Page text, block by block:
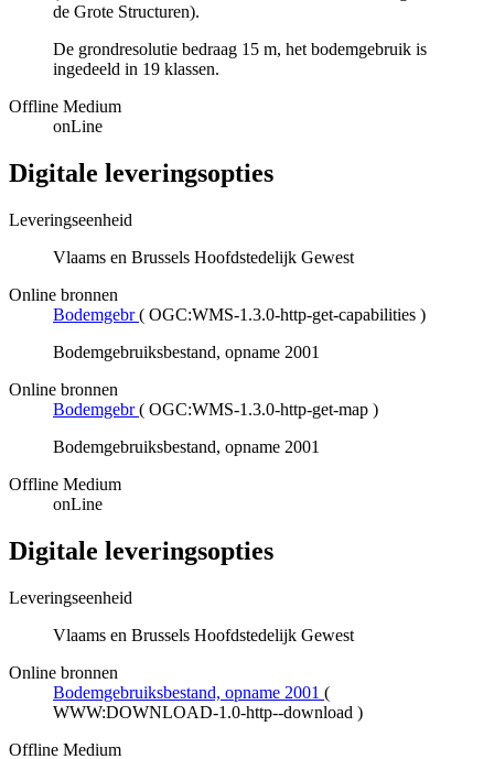
de Grote Structuren).
De grondresolutie bedraag 15 m, het bodemgebruik is
ingedeeld in 19 klassen.
Offline Medium
onLine
Digitale leveringsopties
Leveringseenheid
Vlaams en Brussels Hoofdstedelijk Gewest
Online bronnen
Bodemgebr ( OGC:WMS-1.3.0-http-get-capabilities )
Bodemgebruiksbestand, opname 2001
Online bronnen
Bodemgebr ( OGC:WMS-1.3.0-http-get-map )
Bodemgebruiksbestand, opname 2001
Offline Medium
onLine
Digitale leveringsopties
Leveringseenheid
Vlaams en Brussels Hoofdstedelijk Gewest
Online bronnen
Bodemgebruiksbestand, opname 2001 (
WWW:DOWNLOAD-1.0-http--download )
Offline Medium